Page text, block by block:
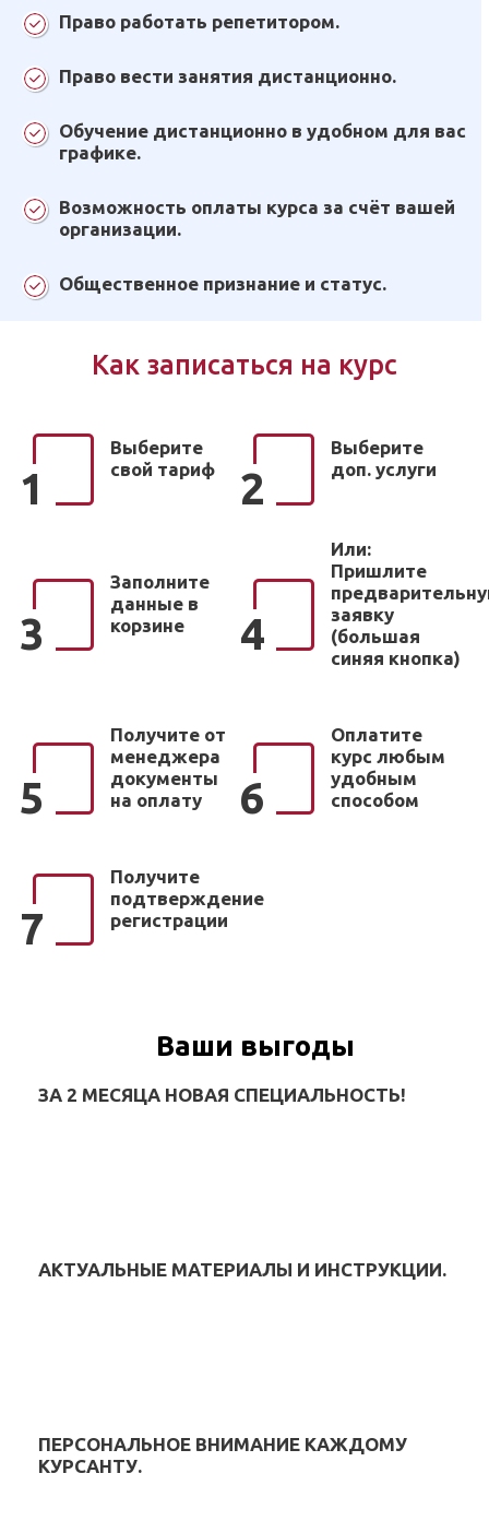
Право работать репетитором.
Право вести занятия дистанционно.
Обучение дистанционно в удобном для вас
графике.
Возможность оплаты курса за счёт вашей
организации.
Общественное признание и статус.
Как записаться на курс
1
Выберите
свой тариф
2
Выберите
доп. услуги
3
Заполните
данные в
корзине
4
Или:
Пришлите
заявку
(большая
синяя кнопка)
5
Получите от
менеджера
документы
на оплату
6
Оплатите
курс любым
удобным
способом
7
Получите
подтверждение
регистрации
Ваши выгоды
ЗА 2 МЕСЯЦА НОВАЯ СПЕЦИАЛЬНОСТЬ!
АКТУАЛЬНЫЕ МАТЕРИАЛЫ И ИНСТРУКЦИИ.
ПЕРСОНАЛЬНОЕ ВНИМАНИЕ КАЖДОМУ
КУРСАНТУ.